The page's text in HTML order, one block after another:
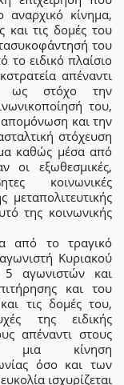
αναρχικό κίνημα,
και τις δομές του
του
ειδικό πλαίσιο
απέναντι
ως στόχο την
του,
και την
στόχευση
καθώς μέσα από
οι εξωθεσμικές,
κοινωνικές
μεταπολιτευτικής
της κοινωνικής
από το τραγικό
Κυριακού
αγωνιστών και
και του
τις δομές του,
της ειδικής
απέναντι στους
μια κίνηση
όσο και των
ισχυρίζεται